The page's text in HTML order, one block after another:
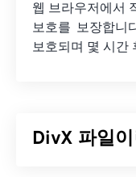
웹 브라우저에서
보호를 보장합니
보호되며 몇 시간
DivX 파일